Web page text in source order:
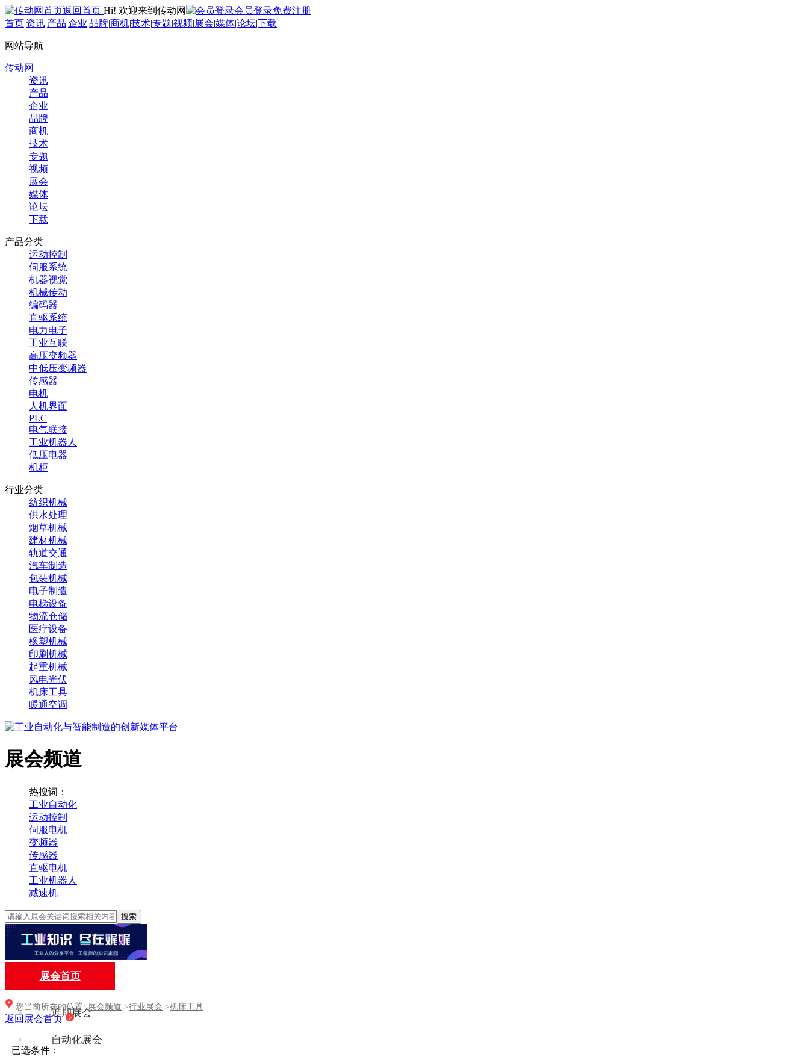
返回首页 Hi! 欢迎来到传动网 会员登录免费注册
首页|资讯|产品|企业|品牌|商机|技术|专题|视频|展会|媒体|论坛|下载
网站导航
传动网
资讯
产品
企业
品牌
商机
技术
专题
视频
展会
媒体
论坛
下载
产品分类
运动控制
伺服系统
机器视觉
机械传动
编码器
直驱系统
电力电子
工业互联
高压变频器
中低压变频器
传感器
电机
人机界面
PLC
电气联接
工业机器人
低压电器
机柜
行业分类
纺织机械
供水处理
烟草机械
建材机械
轨道交通
汽车制造
包装机械
电子制造
电梯设备
物流仓储
医疗设备
橡塑机械
印刷机械
起重机械
风电光伏
机床工具
暖通空调
展会频道
热搜词：
工业自动化
运动控制
伺服电机
变频器
传感器
直驱电机
工业机器人
减速机
搜索
展会首页
近期展会
自动化展会
您当前所在的位置: 展会频道 >行业展会 >机床工具
返回展会首页
已选条件：